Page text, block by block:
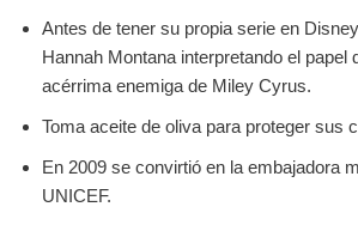
Antes de tener su propia serie en
Hannah Montana interpretando el papel
acérrima enemiga de Miley Cyrus.
Toma aceite de oliva para proteger sus
En 2009 se convirtió en la embajadora
UNICEF.